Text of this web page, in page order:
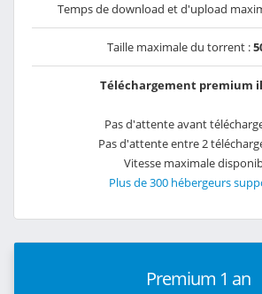
Temps de download et d'upload
Taille maximale du torrent :
Téléchargement premium
Pas d'attente avant
Pas d'attente entre 2
Vitesse maximale
Plus de 300 hébergeurs
Premium 1 an